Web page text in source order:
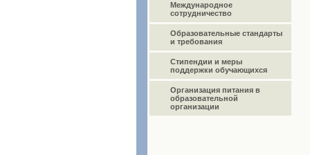
Международное
сотрудничество
Образовательные стандарты
и требования
Стипендии и меры
поддержки обучающихся
Организация питания в
образовательной
организации